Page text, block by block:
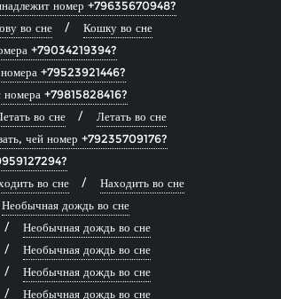
номер +79635670948?
во сне
Кошку во сне
+79034219394?
+79523921446?
номера +79815828416?
во сне
Летать во сне
чей номер +79235709176?
во сне
Находить во сне
Необычная дождь во сне
Необычная дождь во сне
Необычная дождь во сне
Необычная дождь во сне
Необычная дождь во сне